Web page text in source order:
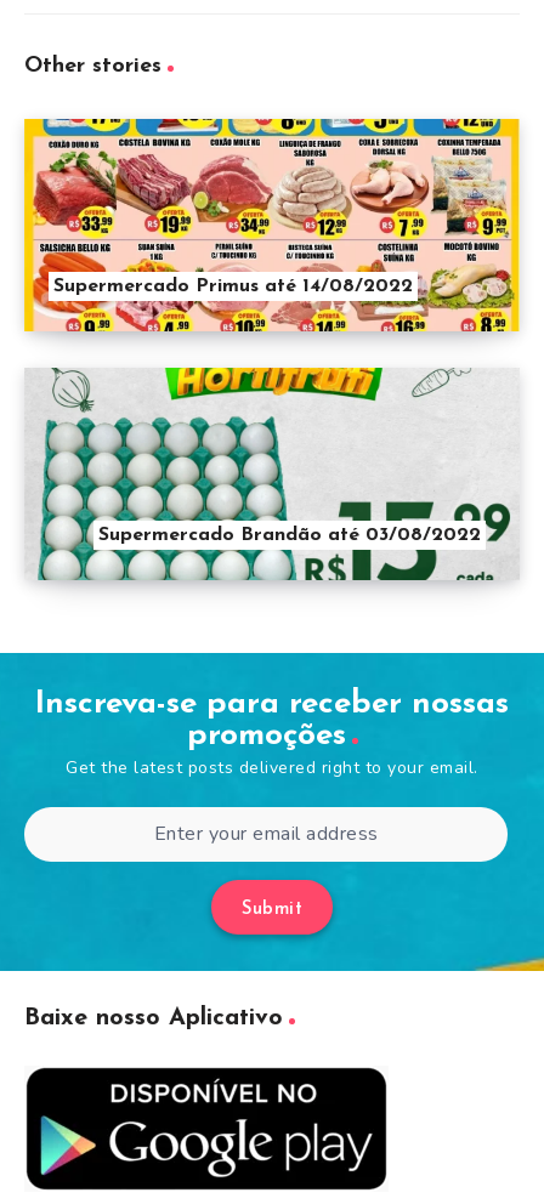
Other stories
Supermercado Primus até 14/08/2022
Supermercado Brandão até 03/08/2022
Inscreva-se para receber nossas
promoções
Get the latest posts delivered right to your email.
Submit
Baixe nosso Aplicativo